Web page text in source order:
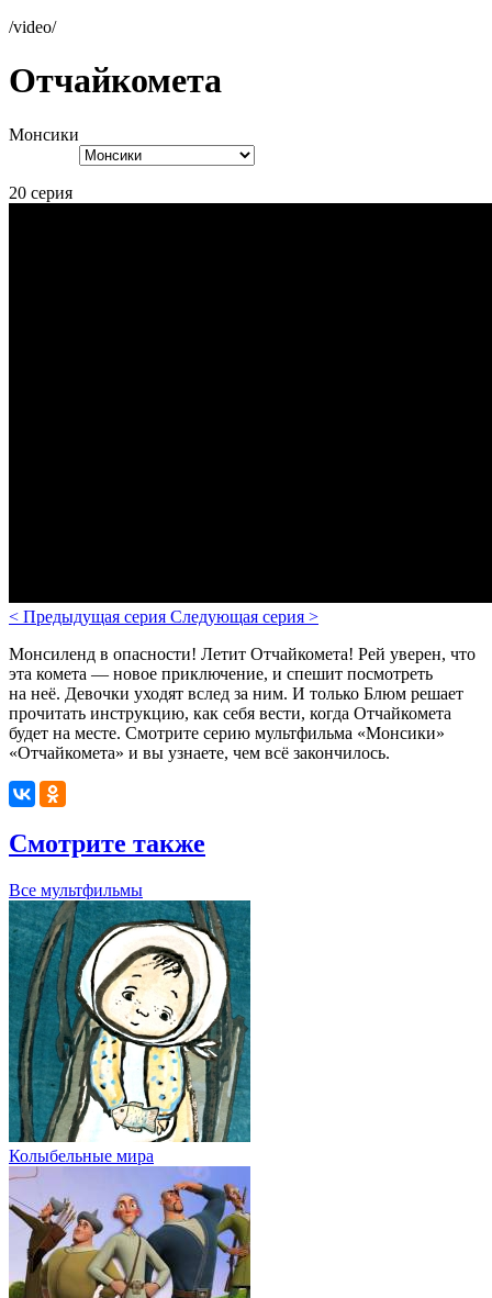
/video/
Отчайкомета
Монсики
20 серия
< Предыдущая серия Следующая серия >
Монсиленд в опасности! Летит Отчайкомета! Рей уверен, что
эта комета — новое приключение, и спешит посмотреть
на неё. Девочки уходят вслед за ним. И только Блюм решает
прочитать инструкцию, как себя вести, когда Отчайкомета
будет на месте. Смотрите серию мультфильма «Монсики»
«Отчайкомета» и вы узнаете, чем всё закончилось.
Смотрите также
Все мультфильмы
Колыбельные мира